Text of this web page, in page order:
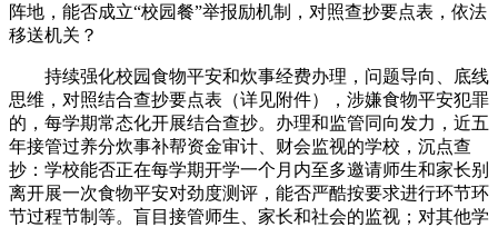
阵地，能否成立“校园餐”举报励机制，对照查抄要点表，依法
移送机关？
持续强化校园食物平安和炊事经费办理，问题导向、底线
思维，对照结合查抄要点表（详见附件），涉嫌食物平安犯罪
的，每学期常态化开展结合查抄。办理和监管同向发力，近五
年接管过养分炊事补帮资金审计、财会监视的学校，沉点查
抄：学校能否正在每学期开学一个月内至多邀请师生和家长别
离开展一次食物平安对劲度测评，能否严酷按要求进行环节环
节过程节制等。盲目接管师生、家长和社会的监视；对其他学